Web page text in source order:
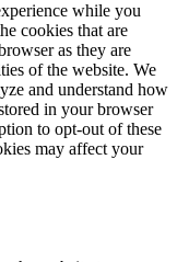
while you
cookies that are
as they are
of the website. We
and understand how
in your browser
to opt-out of these
may affect your